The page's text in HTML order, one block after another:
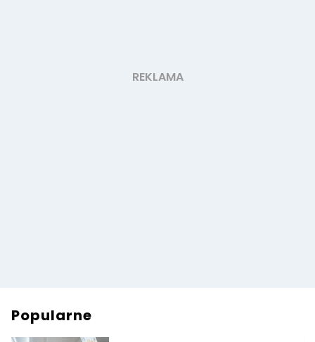
Popularne